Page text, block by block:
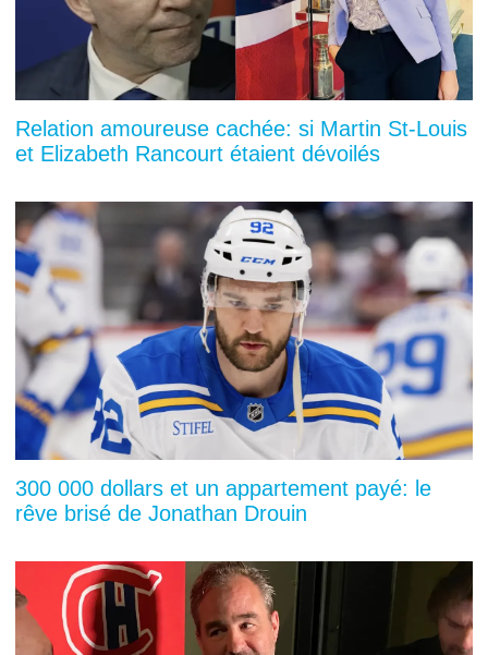
Relation amoureuse cachée: si Martin St-Louis
et Elizabeth Rancourt étaient dévoilés
300 000 dollars et un appartement payé: le
rêve brisé de Jonathan Drouin